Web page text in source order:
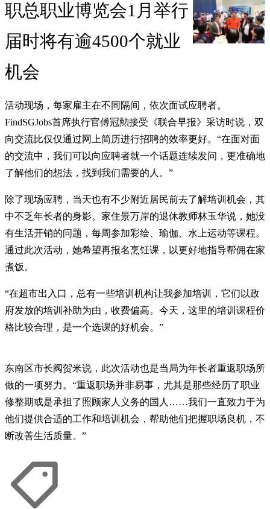
职总职业博览会1月举行
届时将有逾4500个就业
机会
活动现场，每家雇主在不同隔间，依次面试应聘者。
FindSGJobs首席执行官傅冠勲接受《联合早报》采访时说，双
向交流比仅仅通过网上简历进行招聘的效率更好。“在面对面
的交流中，我们可以向应聘者就一个话题连续发问，更准确地
了解他们的想法，找到我们需要的人。”
除了现场应聘，当天也有不少附近居民前去了解培训机会，其
中不乏年长者的身影。家住景万岸的退休教师林玉华说，她没
有生活开销的问题，每周参加彩绘、瑜伽、水上运动等课程。
通过此次活动，她希望再报名烹饪课，以更好地指导帮佣在家
煮饭。
“在超市出入口，总有一些培训机构让我参加培训，它们以政
府发放的培训补助为由，收费偏高。今天，这里的培训课程价
格比较合理，是一个选课的好机会。”
东南区市长阀贺米说，此次活动也是当局为年长者重返职场所
做的一项努力。“重返职场并非易事，尤其是那些经历了职业
修整期或是承担了照顾家人义务的国人……我们一直致力于为
他们提供合适的工作和培训机会，帮助他们把握职场良机，不
断改善生活质量。”